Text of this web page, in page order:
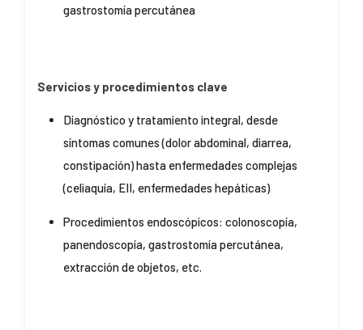
gastro­stomía percutánea
Servicios y procedimientos clave
Diagnóstico y tratamiento integral, desde
síntomas comunes (dolor abdominal, diarrea,
constipación) hasta enfermedades complejas
(celiaquía, EII, enfermedades hepáticas)
Procedimientos endoscópicos: colonoscopía,
panendoscopía, gastro­stomía percutánea,
extracción de objetos, etc.